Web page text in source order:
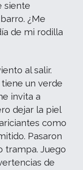
siente
¿Me
de mi rodilla
al salir.
un verde
invita a
dejar la piel
como
Pasaron
trampa. Juego
de